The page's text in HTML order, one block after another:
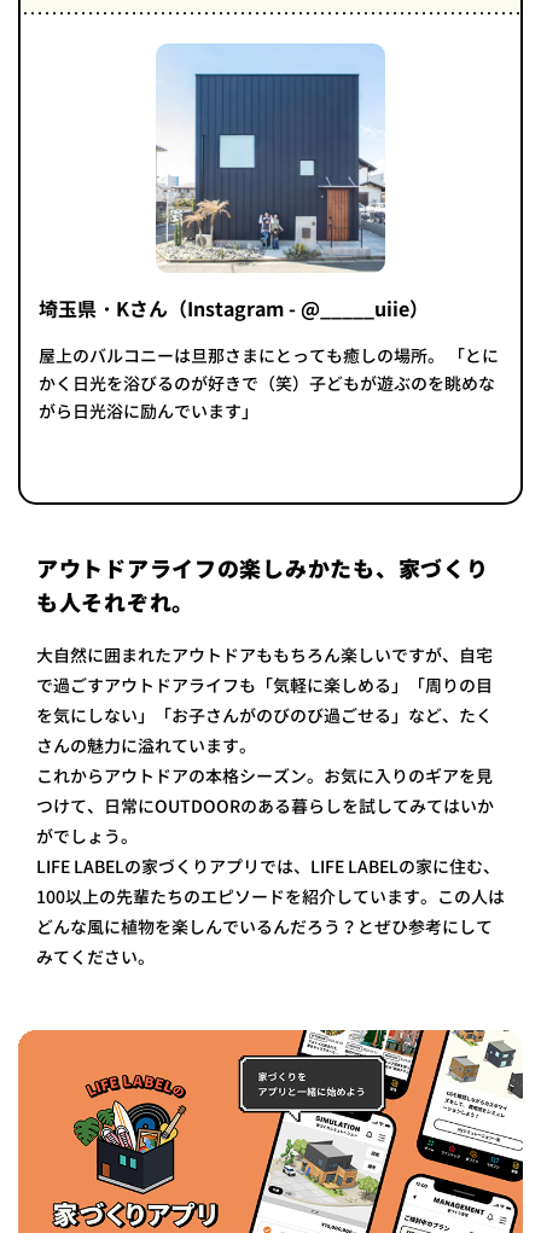
埼玉県・Kさん（Instagram - @_____uiie）
屋上のバルコニーは旦那さまにとっても癒しの場所。 「とに
かく日光を浴びるのが好きで（笑）子どもが遊ぶのを眺めな
がら日光浴に励んでいます」
アウトドアライフの楽しみかたも、家づくり
も人それぞれ。
大自然に囲まれたアウトドアももちろん楽しいですが、自宅
で過ごすアウトドアライフも「気軽に楽しめる」「周りの目
を気にしない」「お子さんがのびのび過ごせる」など、たく
さんの魅力に溢れています。
これからアウトドアの本格シーズン。お気に入りのギアを見
つけて、日常にOUTDOORのある暮らしを試してみてはいか
がでしょう。
LIFE LABELの家づくりアプリでは、LIFE LABELの家に住む、
100以上の先輩たちのエピソードを紹介しています。この人は
どんな風に植物を楽しんでいるんだろう？とぜひ参考にして
みてください。